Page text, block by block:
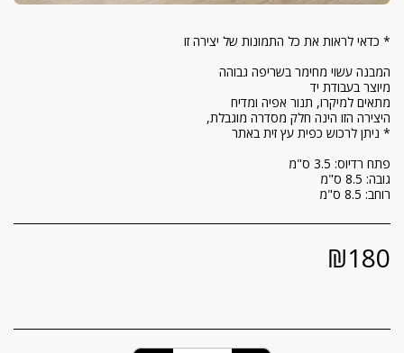
רוחב: 8.5 ס"מ
₪180